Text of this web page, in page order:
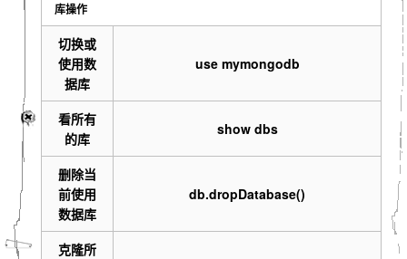
库操作
切换或
使用数
据库
use mymongodb
看所有
的库
show dbs
删除当
前使用
数据库
db.dropDatabase()
克隆所